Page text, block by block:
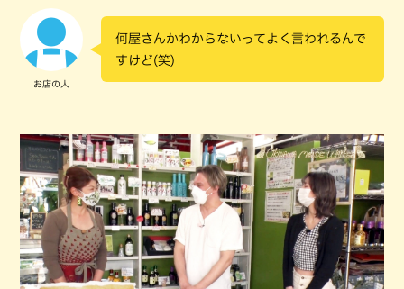
お店の人
何屋さんかわからないってよく言われるんで
すけど(笑)